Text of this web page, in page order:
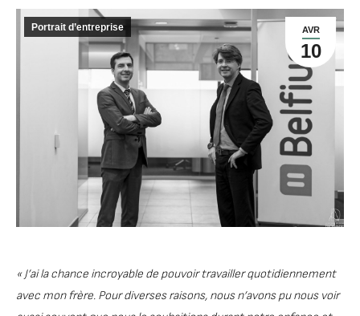
AVR
10
Portrait d’entreprise
« J’ai la chance incroyable de pouvoir travailler quotidiennement
avec mon frère. Pour diverses raisons, nous n’avons pu nous voir